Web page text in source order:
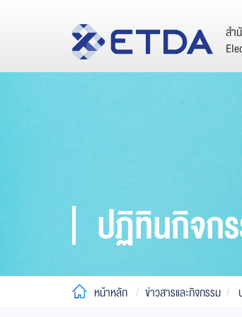
สำ
ปฏิทินกิจก
หน้าหลัก ข่าวสารและกิจกรรม